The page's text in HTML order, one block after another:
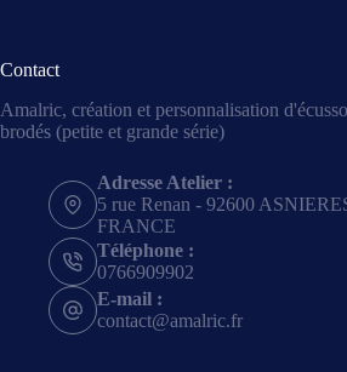
Contact
Amalric, création et personnalisation
brodés (petite et grande série)
Adresse Atelier :
5 rue Renan - 92600
FRANCE
Téléphone :
0766909902
E-mail :
contact@amalric.fr